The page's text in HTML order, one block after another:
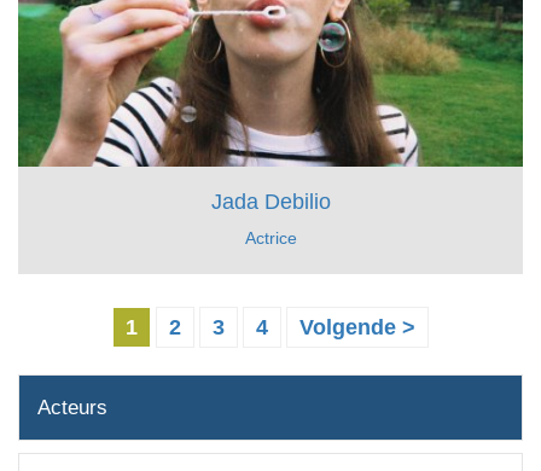
Jada Debilio
Actrice
1 2 3 4 Volgende >
Acteurs